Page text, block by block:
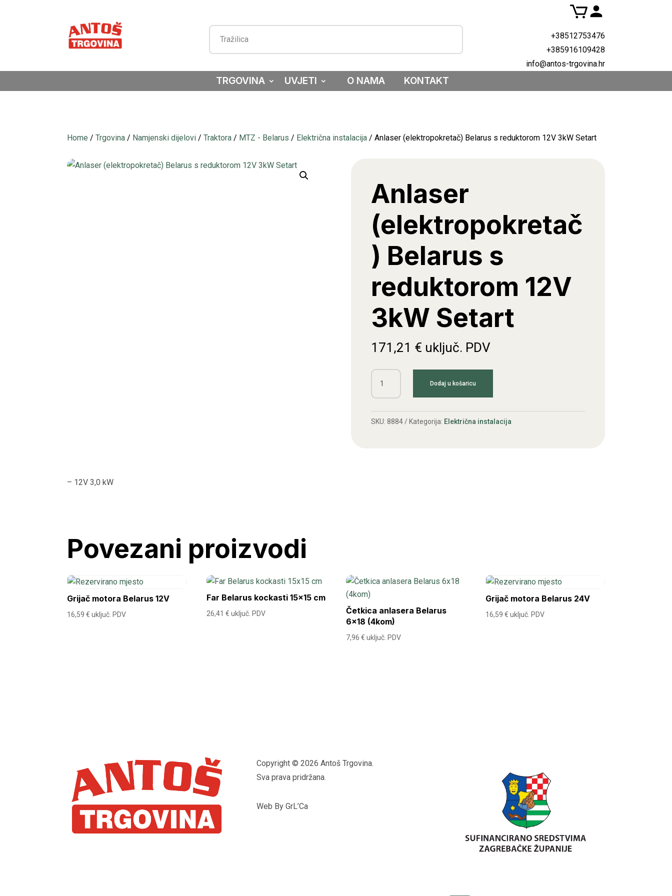
+38512753476
+385916109428
info@antos-trgovina.hr
TRGOVINA UVJETI O NAMA KONTAKT
Home /Trgovina / Namjenski dijelovi /Traktora / MTZ - Belarus / Električna instalacija / Anlaser (elektropokretač) Belarus s reduktorom 12V 3kW Setart
Anlaser
(elektropokretač
) Belarus s
reduktorom 12V
3kW Setart
171,21 € uključ. PDV
Anlaser
(elektropokretač)
s
Dodaj u košaricu
SKU: 8884 Kategorija: Električna instalacija
– 12V 3,0 kW
Povezani proizvodi
Grijač motora Belarus 12V
16,59€ uključ. PDV
Far Belarus kockasti 15×15 cm
26,41€ uključ. PDV
Četkica anlasera Belarus
6×18 (4kom)
7,96€ uključ. PDV
Grijač motora Belarus 24V
16,59€ uključ. PDV
Copyright © 2026 Antoš Trgovina.
Sva prava pridržana.
Web By GrL’Ca